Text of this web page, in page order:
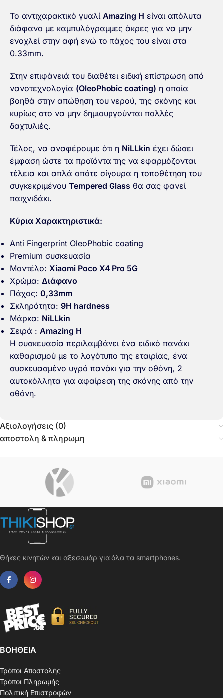
Το αντιχαρακτικό γυαλί Amazing H είναι απόλυτα
διάφανο με καμπυλόγραμμες άκρες για να μην
ενοχλεί στην αφή ενώ το πάχος του είναι στα
0.33mm.
Στην επιφάνειά του διαθέτει ειδική επίστρωση από
νανοτεχνολογία (OleoPhobic coating) η οποία
βοηθά στην απώθηση του νερού, της σκόνης και
κυρίως στο να μην δημιουργούνται πολλές
δαχτυλιές.
Τέλος, να αναφέρουμε ότι η NiLLkin έχει δώσει
έμφαση ώστε τα προϊόντα της να εφαρμόζονται
τέλεια και απλά οπότε σίγουρα η τοποθέτηση του
συγκεκριμένου Tempered Glass θα σας φανεί
παιχνιδάκι.
Κύρια Χαρακτηριστικά:
Anti Fingerprint OleoPhobic coating
Premium συσκευασία
Μοντέλο: Xiaomi Poco X4 Pro 5G
Χρώμα: Διάφανο
Πάχος: 0,33mm
Σκληρότητα: 9H hardness
Μάρκα: NiLLkin
Σειρά : Amazing H
Η συσκευασία περιλαμβάνει ένα ειδικό πανάκι
καθαρισμού με το λογότυπο της εταιρίας, ένα
συσκευασμένο υγρό πανάκι για την οθόνη, 2
αυτοκόλλητα για αφαίρεση της σκόνης από την
οθόνη.
Αξιολογήσεις (0)
αποστολη & πληρωμη
Θήκες κινητών και αξεσουάρ για όλα τα smartphones.
ΒΟΗΘΕΙΑ
Τρόποι Αποστολής
Τρόποι Πληρωμής
Πολιτική Επιστροφών